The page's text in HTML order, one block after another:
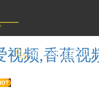
视频,香蕉视
400-8090-660